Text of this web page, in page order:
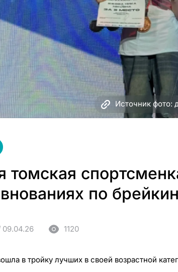
Источник фото:
томская
по
09.04.26 1120
в тройку лучших в своей возрастной